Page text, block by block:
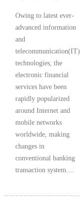
Owing to latest ever-
advanced information
and
telecommunication(IT)
technologies, the
electronic financial
services have been
rapidly popularized
around Internet and
mobile networks
worldwide, making
changes in
conventional banking
transaction system....